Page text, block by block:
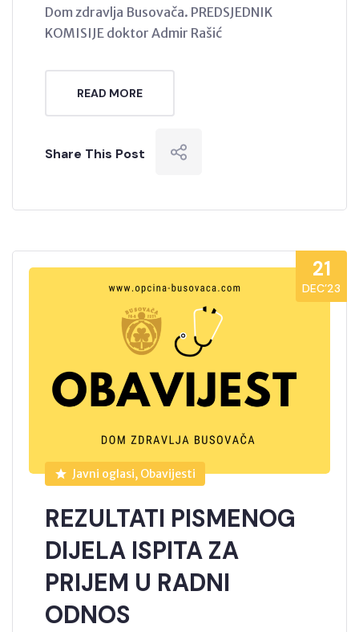
Dom zdravlja Busovača. PREDSJEDNIK
KOMISIJE doktor Admir Rašić
READ MORE
Share This Post
21
DEC’23
Javni oglasi, Obavijesti
REZULTATI PISMENOG
DIJELA ISPITA ZA
PRIJEM U RADNI
ODNOS